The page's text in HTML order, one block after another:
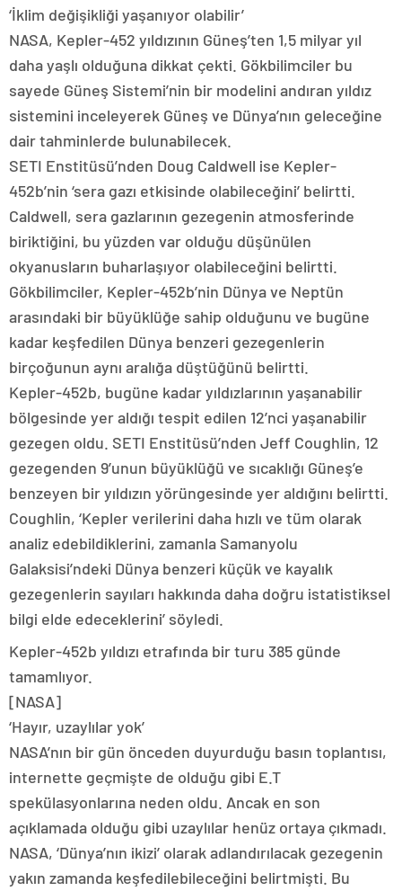
‘İklim değişikliği yaşanıyor olabilir’
NASA, Kepler-452 yıldızının Güneş’ten 1,5 milyar yıl
daha yaşlı olduğuna dikkat çekti. Gökbilimciler bu
sayede Güneş Sistemi’nin bir modelini andıran yıldız
sistemini inceleyerek Güneş ve Dünya’nın geleceğine
dair tahminlerde bulunabilecek.
SETI Enstitüsü’nden Doug Caldwell ise Kepler-
452b’nin ‘sera gazı etkisinde olabileceğini’ belirtti.
Caldwell, sera gazlarının gezegenin atmosferinde
biriktiğini, bu yüzden var olduğu düşünülen
okyanusların buharlaşıyor olabileceğini belirtti.
Gökbilimciler, Kepler-452b’nin Dünya ve Neptün
arasındaki bir büyüklüğe sahip olduğunu ve bugüne
kadar keşfedilen Dünya benzeri gezegenlerin
birçoğunun aynı aralığa düştüğünü belirtti.
Kepler-452b, bugüne kadar yıldızlarının yaşanabilir
bölgesinde yer aldığı tespit edilen 12’nci yaşanabilir
gezegen oldu. SETI Enstitüsü’nden Jeff Coughlin, 12
gezegenden 9’unun büyüklüğü ve sıcaklığı Güneş’e
benzeyen bir yıldızın yörüngesinde yer aldığını belirtti.
Coughlin, ‘Kepler verilerini daha hızlı ve tüm olarak
analiz edebildiklerini, zamanla Samanyolu
Galaksisi’ndeki Dünya benzeri küçük ve kayalık
gezegenlerin sayıları hakkında daha doğru istatistiksel
bilgi elde edeceklerini’ söyledi.
Kepler-452b yıldızı etrafında bir turu 385 günde
tamamlıyor.
[NASA]
‘Hayır, uzaylılar yok’
NASA’nın bir gün önceden duyurduğu basın toplantısı,
internette geçmişte de olduğu gibi E.T
spekülasyonlarına neden oldu. Ancak en son
açıklamada olduğu gibi uzaylılar henüz ortaya çıkmadı.
NASA, ‘Dünya’nın ikizi’ olarak adlandırılacak gezegenin
yakın zamanda keşfedilebileceğini belirtmişti. Bu